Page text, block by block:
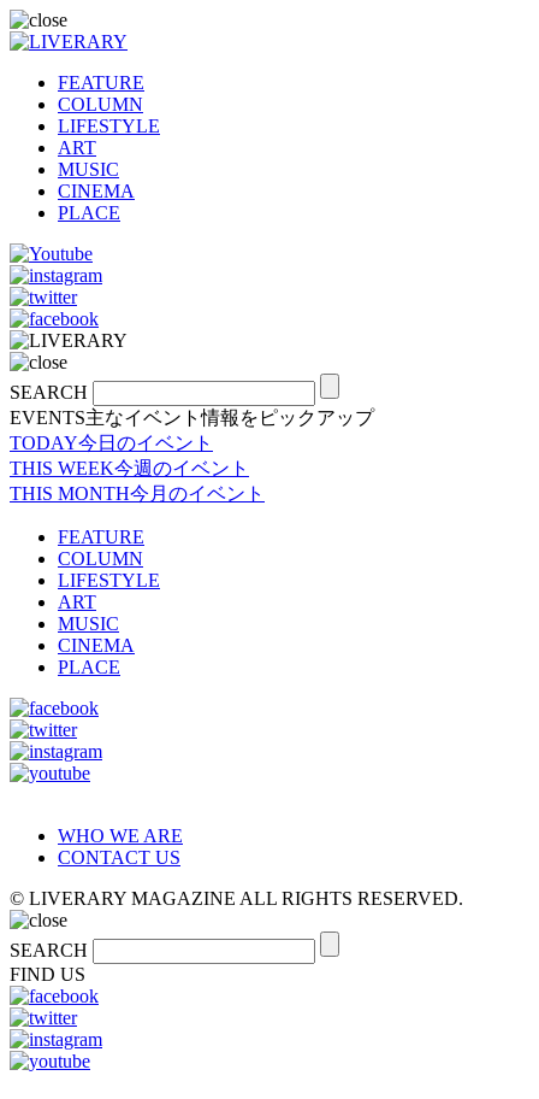
FEATURE
COLUMN
LIFESTYLE
ART
MUSIC
CINEMA
PLACE
SEARCH
EVENTS主なイベント情報をピックアップ
TODAY今日のイベント
THIS WEEK今週のイベント
THIS MONTH今月のイベント
FEATURE
COLUMN
LIFESTYLE
ART
MUSIC
CINEMA
PLACE
WHO WE ARE
CONTACT US
© LIVERARY MAGAZINE ALL RIGHTS RESERVED.
SEARCH
FIND US